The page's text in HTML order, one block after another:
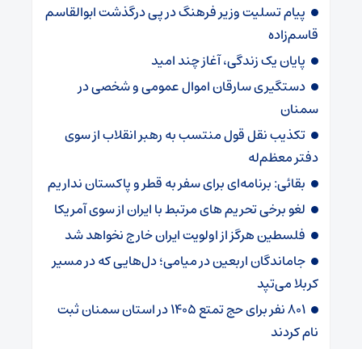
پیام تسلیت وزیر فرهنگ در پی درگذشت ابوالقاسم
قاسم‌زاده
پایان یک زندگی، آغاز چند امید
دستگیری سارقان اموال عمومی و شخصی در
سمنان
تکذیب نقل قول منتسب به رهبر انقلاب از سوی
دفتر معظم‌له
بقائی: برنامه‌ای برای سفر به قطر و پاکستان نداریم
لغو برخی تحریم های مرتبط با ایران از سوی آمریکا
فلسطین هرگز از اولویت ایران خارج نخواهد شد
جاماندگان اربعین در میامی؛ دل‌هایی که در مسیر
کربلا می‌تپد
۸۰۱ نفر برای حج تمتع ۱۴۰۵ در استان سمنان ثبت
نام کردند